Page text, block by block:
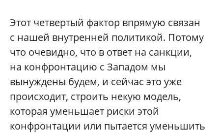
Этот четвертый фактор впрямую связан
с нашей внутренней политикой. Потому
что очевидно, что в ответ на санкции,
на конфронтацию с Западом мы
вынуждены будем, и сейчас это уже
происходит, строить некую модель,
которая уменьшает риски этой
конфронтации или пытается уменьшить